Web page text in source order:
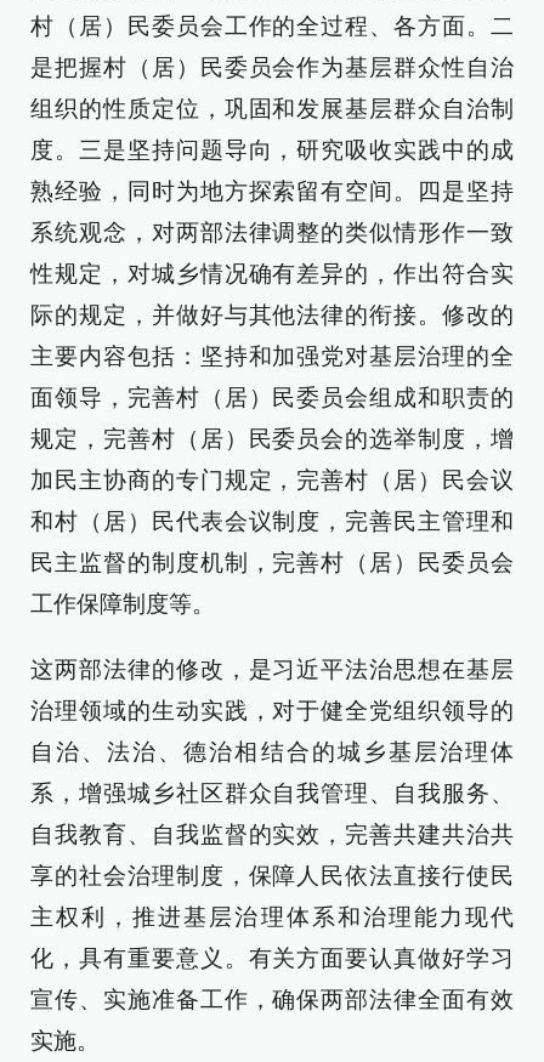
村（居）民委员会工作的全过程、各方面。二
是把握村（居）民委员会作为基层群众性自治
组织的性质定位，巩固和发展基层群众自治制
度。三是坚持问题导向，研究吸收实践中的成
熟经验，同时为地方探索留有空间。四是坚持
系统观念，对两部法律调整的类似情形作一致
性规定，对城乡情况确有差异的，作出符合实
际的规定，并做好与其他法律的衔接。修改的
主要内容包括：坚持和加强党对基层治理的全
面领导，完善村（居）民委员会组成和职责的
规定，完善村（居）民委员会的选举制度，增
加民主协商的专门规定，完善村（居）民会议
和村（居）民代表会议制度，完善民主管理和
民主监督的制度机制，完善村（居）民委员会
工作保障制度等。
这两部法律的修改，是习近平法治思想在基层
治理领域的生动实践，对于健全党组织领导的
自治、法治、德治相结合的城乡基层治理体
系，增强城乡社区群众自我管理、自我服务、
自我教育、自我监督的实效，完善共建共治共
享的社会治理制度，保障人民依法直接行使民
主权利，推进基层治理体系和治理能力现代
化，具有重要意义。有关方面要认真做好学习
宣传、实施准备工作，确保两部法律全面有效
实施。